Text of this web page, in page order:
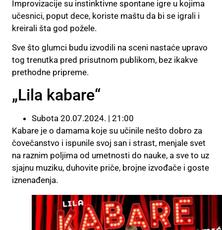
Improvizacije su instinktivne spontane igre u kojima
učesnici, poput dece, koriste maštu da bi se igrali i
kreirali šta god požele.
Sve što glumci budu izvodili na sceni nastaće upravo
tog trenutka pred prisutnom publikom, bez ikakve
prethodne pripreme.
„Lila kabare“
Subota 20.07.2024. | 21:00
Kabare je o damama koje su učinile nešto dobro za
čovečanstvo i ispunile svoj san i strast, menjale svet
na raznim poljima od umetnosti do nauke, a sve to uz
sjajnu muziku, duhovite priče, brojne izvođače i goste
iznenađenja.